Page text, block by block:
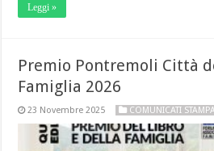
Leggi »
Premio Pontremoli Città
Famiglia 2026
23 Novembre 2025 COMUNICATI